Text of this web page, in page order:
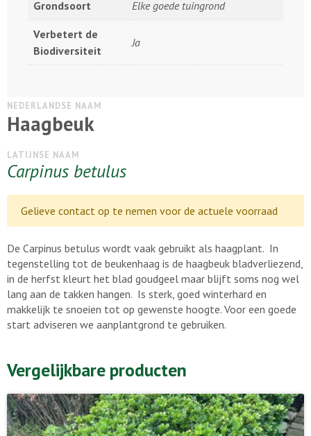
Grondsoort Elke goede tuingrond
Verbetert de
Biodiversiteit
Ja
NEDERLANDSE NAAM
Haagbeuk
LATIJNSE NAAM
Carpinus betulus
Gelieve contact op te nemen voor de actuele voorraad
De Carpinus betulus wordt vaak gebruikt als haagplant. In
tegenstelling tot de beukenhaag is de haagbeuk bladverliezend,
in de herfst kleurt het blad goudgeel maar blijft soms nog wel
lang aan de takken hangen. Is sterk, goed winterhard en
makkelijk te snoeien tot op gewenste hoogte. Voor een goede
start adviseren we aanplantgrond te gebruiken.
Vergelijkbare producten